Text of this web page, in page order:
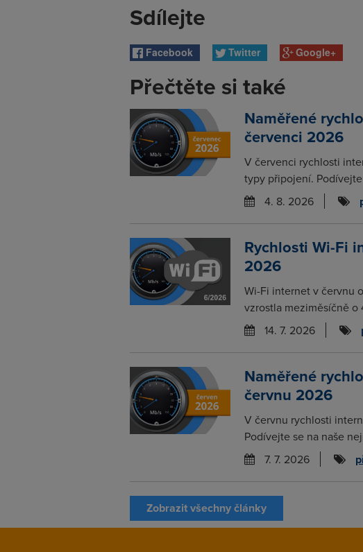
Sdílejte
Facebook Twitter Google+
Přečtěte si také
Naměřené
červenci 2026
V červenci rychlosti
typy připojení.
4. 8. 2026
Rychlosti Wi-Fi
2026
Wi-Fi internet v červnu
vzrostla meziměsíčně o
14. 7. 2026
Naměřené
červnu 2026
V červnu rychlosti
Podívejte se na naše
7. 7. 2026
Zobrazit všechny články